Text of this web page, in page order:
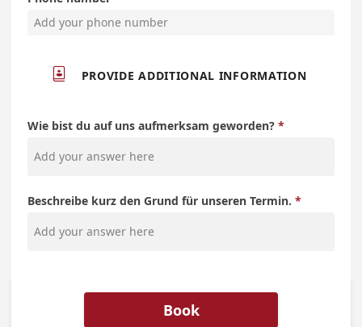
 PROVIDE ADDITIONAL INFORMATION
Wie bist du auf uns aufmerksam geworden?
Beschreibe kurz den Grund für unseren Termin.
Book